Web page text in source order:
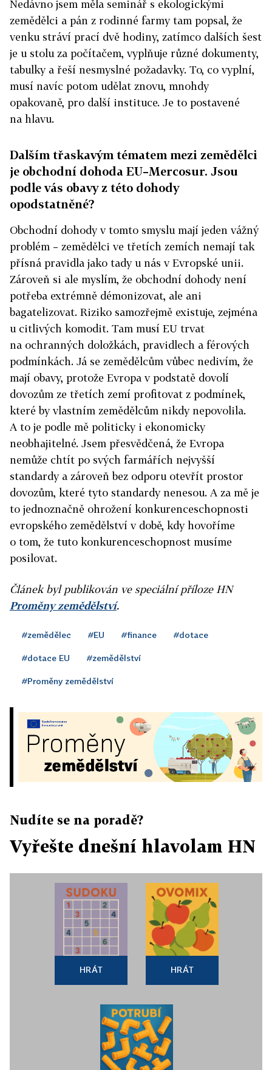
Nedávno jsem měla seminář s ekologickými
zemědělci a pán z rodinné farmy tam popsal, že
venku stráví prací dvě hodiny, zatímco dalších šest
je u stolu za počítačem, vyplňuje různé dokumenty,
tabulky a řeší nesmyslné požadavky. To, co vyplní,
musí navíc potom udělat znovu, mnohdy
opakovaně, pro další instituce. Je to postavené
na hlavu.
Dalším třaskavým tématem mezi zemědělci
je obchodní dohoda EU–Mercosur. Jsou
podle vás obavy z této dohody
opodstatněné?
Obchodní dohody v tomto smyslu mají jeden vážný
problém – zemědělci ve třetích zemích nemají tak
přísná pravidla jako tady u nás v Evropské unii.
Zároveň si ale myslím, že obchodní dohody není
potřeba extrémně démonizovat, ale ani
bagatelizovat. Riziko samozřejmě existuje, zejména
u citlivých komodit. Tam musí EU trvat
na ochranných doložkách, pravidlech a férových
podmínkách. Já se zemědělcům vůbec nedivím, že
mají obavy, protože Evropa v podstatě dovolí
dovozům ze třetích zemí profitovat z podmínek,
které by vlastním zemědělcům nikdy nepovolila.
A to je podle mě politicky i ekonomicky
neobhajitelné. Jsem přesvědčená, že Evropa
nemůže chtít po svých farmářích nejvyšší
standardy a zároveň bez odporu otevřít prostor
dovozům, které tyto standardy nenesou. A za mě je
to jednoznačně ohrožení konkurenceschopnosti
evropského zemědělství v době, kdy hovoříme
o tom, že tuto konkurenceschopnost musíme
posilovat.
Článek byl publikován ve speciální příloze HN
Proměny zemědělství.
#zemědělec #EU #finance #dotace
#dotace EU #zemědělství
#Proměny zemědělství
Nudíte se na poradě?
Vyřešte dnešní hlavolam HN
HRÁT HRÁT